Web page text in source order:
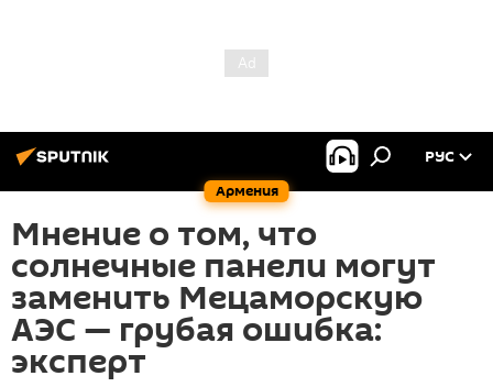
Армения
РУС
Мнение о том, что
солнечные панели могут
заменить Мецаморскую
АЭС — грубая ошибка:
эксперт